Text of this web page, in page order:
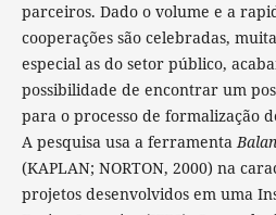
parceiros. Dado o volume e a
cooperações são celebradas,
especial as do setor público,
possibilidade de encontrar um
para o processo de formalização
A pesquisa usa a ferramenta
(KAPLAN; NORTON, 2000) na
projetos desenvolvidos em uma